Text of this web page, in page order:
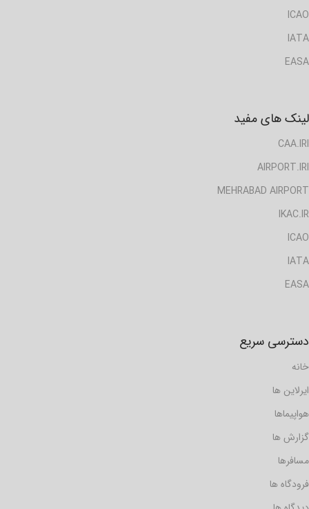
ICAO
IATA
EASA
لینک های مفید
CAA.IRI
AIRPORT.IRI
MEHRABAD AIRPORT
IKAC.IR
ICAO
IATA
EASA
دسترسی سریع
خانه
ایرلاین ها
هواپیماها
گزارش ها
مسافرها
فرودگاه ها